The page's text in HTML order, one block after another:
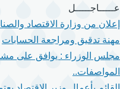
تجاوز
إلى
المحتوى
الرئيسي
عـــــاجـــــل
إعلان من وزارة الاقتصاد
مهنة تدقيق ومراجعة الحسابات
مجلس الوزراء : يوافق على
المواصفات..